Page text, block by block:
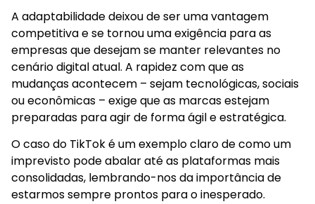
A adaptabilidade deixou de ser uma vantagem
competitiva e se tornou uma exigência para as
empresas que desejam se manter relevantes no
cenário digital atual. A rapidez com que as
mudanças acontecem – sejam tecnológicas, sociais
ou econômicas – exige que as marcas estejam
preparadas para agir de forma ágil e estratégica.
O caso do TikTok é um exemplo claro de como um
imprevisto pode abalar até as plataformas mais
consolidadas, lembrando-nos da importância de
estarmos sempre prontos para o inesperado.